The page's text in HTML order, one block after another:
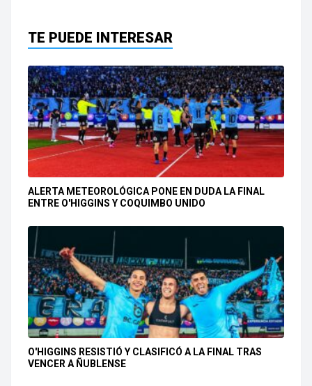
TE PUEDE INTERESAR
ALERTA METEOROLÓGICA PONE EN DUDA LA FINAL
ENTRE O'HIGGINS Y COQUIMBO UNIDO
O'HIGGINS RESISTIÓ Y CLASIFICÓ A LA FINAL TRAS
VENCER A ÑUBLENSE